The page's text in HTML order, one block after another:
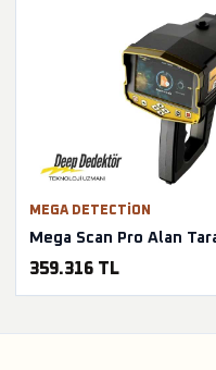
MEGA DETECTION
Mega Scan Pro Alan
359.316 TL